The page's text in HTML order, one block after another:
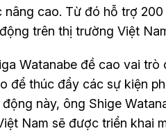
nâng cao. Từ đó hỗ trợ
trên thị trường Việt
Watanabe đề cao vai
để thúc đẩy các sự kiện
này, ông Shige
Nam sẽ được triển khai